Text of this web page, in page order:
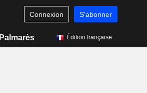
Connexion S'abonner
Palmarès Édition française